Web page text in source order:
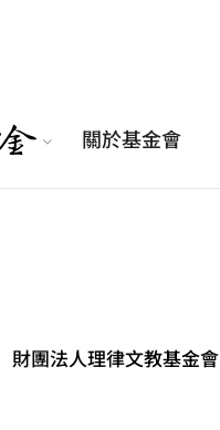
關於基金會
財團法人理律文教基金會